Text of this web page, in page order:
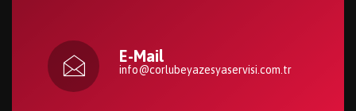
E-Mail
info@corlubeyazesyaservisi.com.tr